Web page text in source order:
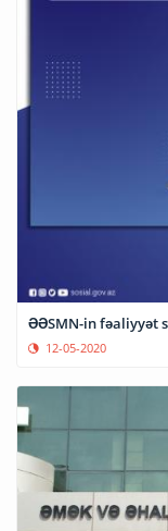
ƏƏSMN-in fəaliyyət
12-05-2020